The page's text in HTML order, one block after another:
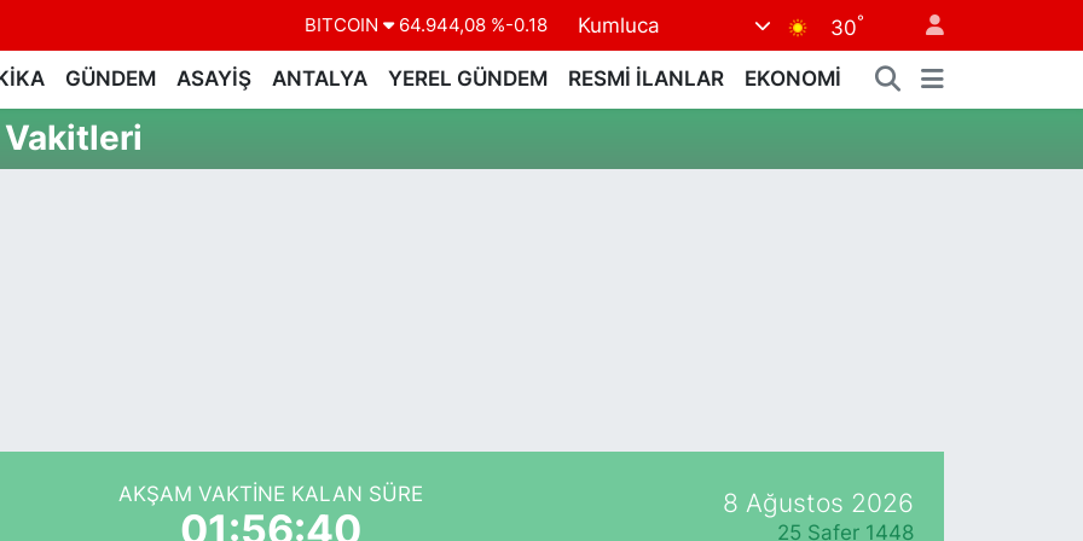
BITCOIN 64.944,08 %-0.18
DOLAR
47,7436 %0.18
EURO
55,2510 %0.32
Kumluca 30°
GÜNDEM ASAYİŞ ANTALYA YEREL GÜNDEM RESMİ İLANLAR EKONOMİ
Vakitleri
AKŞAM VAKTINE KALAN SÜRE
01:56:40
8 Ağustos 2026
25 Safer 1448